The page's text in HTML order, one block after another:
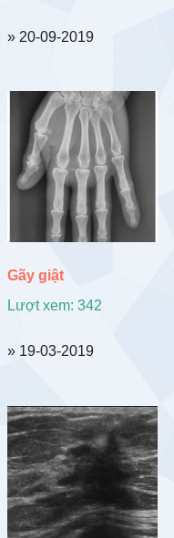
» 20-09-2019
Gãy giật
Lượt xem: 342
» 19-03-2019